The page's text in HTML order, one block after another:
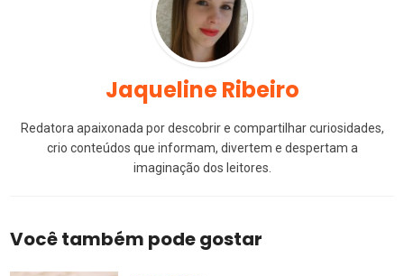
Jaqueline Ribeiro
Redatora apaixonada por descobrir e compartilhar curiosidades,
crio conteúdos que informam, divertem e despertam a
imaginação dos leitores.
Você também pode gostar